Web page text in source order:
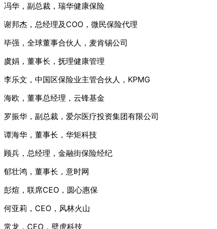
冯华，副总裁，瑞华健康保险
谢邦杰，总经理及COO，微民保险代理
毕强，全球董事合伙人，麦肯锡公司
虞娟，董事长，抚理健康管理
李乐文，中国区保险业主管合伙人，KPMG
海欧，董事总经理，云锋基金
罗振华，副总裁，爱尔医疗投资集团有限公司
谭海华，董事长，华矩科技
顾兵，总经理，金融街保险经纪
郁壮鸿，董事长，意时网
彭煊，联席CEO，圆心惠保
何亚莉，CEO，风林火山
常龙，CEO，壁虎科技